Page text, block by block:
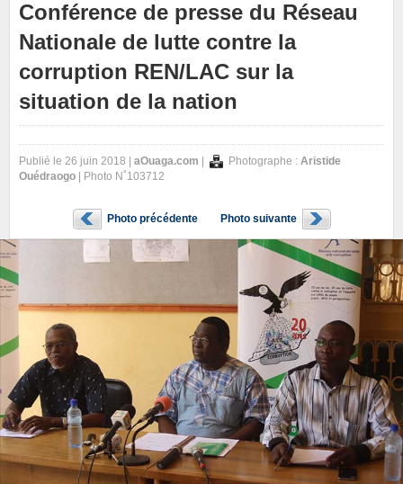
Conférence de presse du Réseau
Nationale de lutte contre la
corruption REN/LAC sur la
situation de la nation
Publié le 26 juin 2018 | aOuaga.com Photographe : Aristide
Ouédraogo | Photo N˚103712
Photo précédente Photo suivante